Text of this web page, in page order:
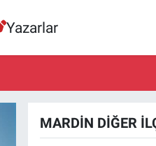
Yazarlar
MARDIN DIĞER